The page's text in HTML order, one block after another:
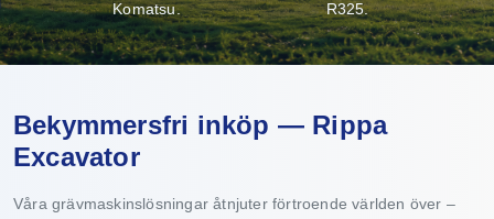
Komatsu.
R325.
Bekymmersfri inköp — Rippa
Excavator
Våra grävmaskinslösningar åtnjuter förtroende världen över –